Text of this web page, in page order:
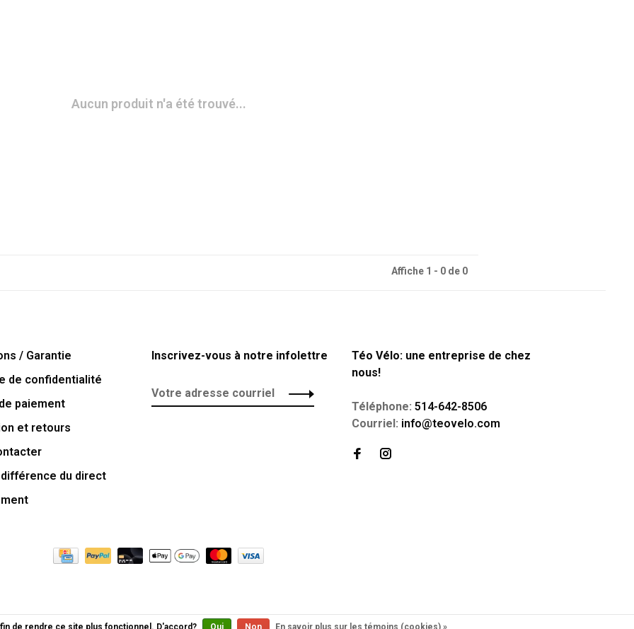
Aucun produit n'a été trouvé...
Affiche 1 - 0 de 0
/ Garantie
de confidentialité
paiement
et retours
différence du direct
Inscrivez-vous à notre infolettre
Téo Vélo: une entreprise de chez
nous!
Téléphone: 514-642-8506
Courriel: info@teovelo.com
de rendre ce site plus fonctionnel. D'accord? Oui Non En savoir plus sur les témoins (cookies) »